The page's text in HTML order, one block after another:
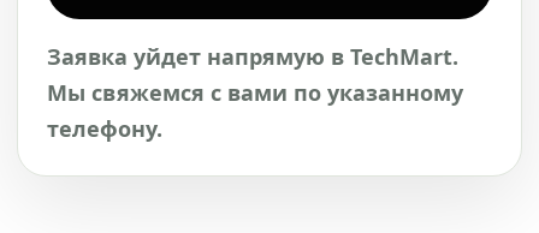
Заявка уйдет напрямую в TechMart.
Мы свяжемся с вами по указанному
телефону.